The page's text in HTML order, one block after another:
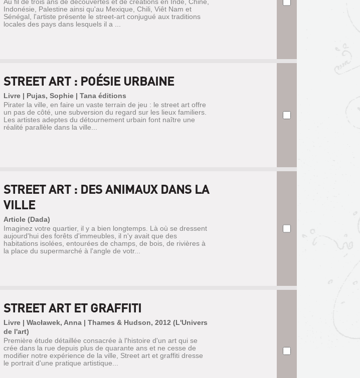
Au fil de trois ans de découvertes et de créations en Inde, Chine,
Indonésie, Palestine ainsi qu'au Mexique, Chili, Viêt Nam et
Sénégal, l'artiste présente le street-art conjugué aux traditions
locales des pays dans lesquels il a ...
STREET ART : POÉSIE URBAINE
Livre | Pujas, Sophie | Tana éditions
Pirater la ville, en faire un vaste terrain de jeu : le street art offre
un pas de côté, une subversion du regard sur les lieux familiers.
Les artistes adeptes du détournement urbain font naître une
réalité parallèle dans la ville...
STREET ART : DES ANIMAUX DANS LA
VILLE
Article (Dada)
Imaginez votre quartier, il y a bien longtemps. Là où se dressent
aujourd'hui des forêts d'immeubles, il n'y avait que des
habitations isolées, entourées de champs, de bois, de rivières à
la place du supermarché à l'angle de votr...
STREET ART ET GRAFFITI
Livre | Wacławek, Anna | Thames & Hudson, 2012 (L'Univers
de l'art)
Première étude détaillée consacrée à l'histoire d'un art qui se
crée dans la rue depuis plus de quarante ans et ne cesse de
modifier notre expérience de la ville, Street art et graffiti dresse
le portrait d'une pratique artistique...